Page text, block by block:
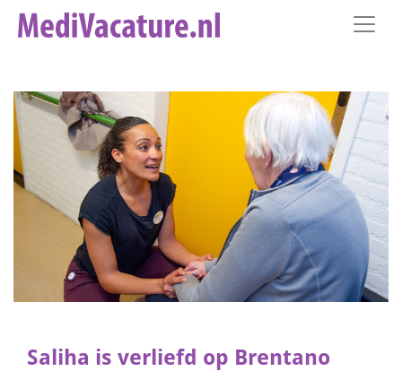
Saliha is verliefd op Brentano